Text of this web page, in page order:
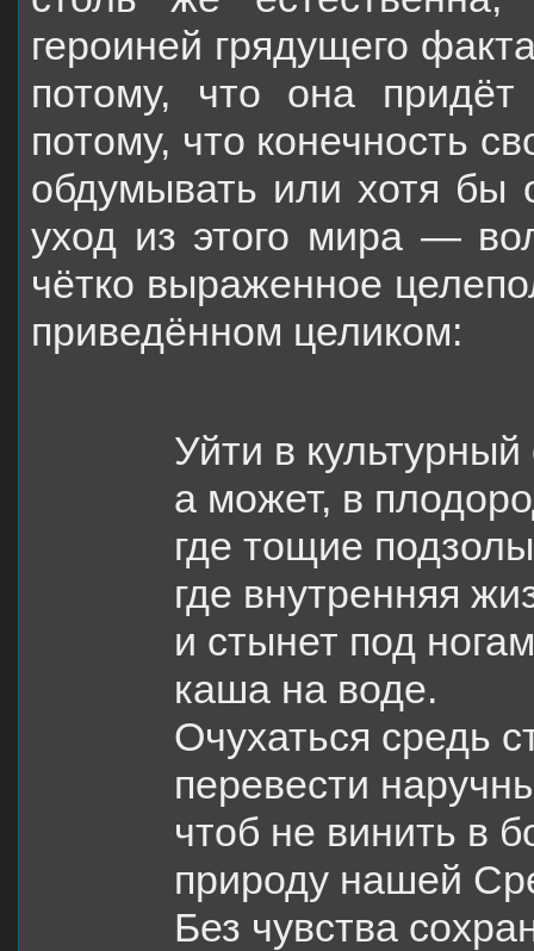
героиней грядущего
потому, что она
потому, что конечность
обдумывать или хотя
уход из этого мира —
чётко выраженное
приведённом целиком:
Уйти в культурный
а может, в
где тощие
где внутренняя
и стынет под
каша на воде.
Очухаться средь
перевести
чтоб не винить в
природу нашей
Без чувства